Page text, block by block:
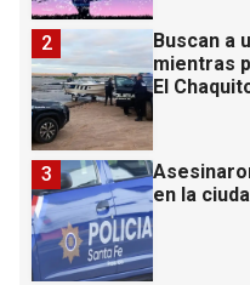
Buscan a
mientras
El
2
en la
3